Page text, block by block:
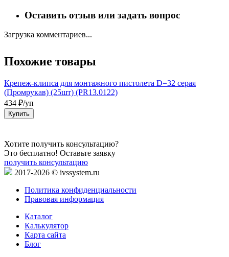
Оставить отзыв или задать вопрос
Загрузка комментариев...
Похожие товары
Крепеж-клипса для монтажного пистолета D=32 серая
(Промрукав) (25шт) (PR13.0122)
434 ₽/уп
Купить
Хотите получить консультацию?
Это бесплатно! Оставьте заявку
получить консультацию
2017-2026 © ivssystem.ru
Политика конфиденциальности
Правовая информация
Каталог
Калькулятор
Карта сайта
Блог